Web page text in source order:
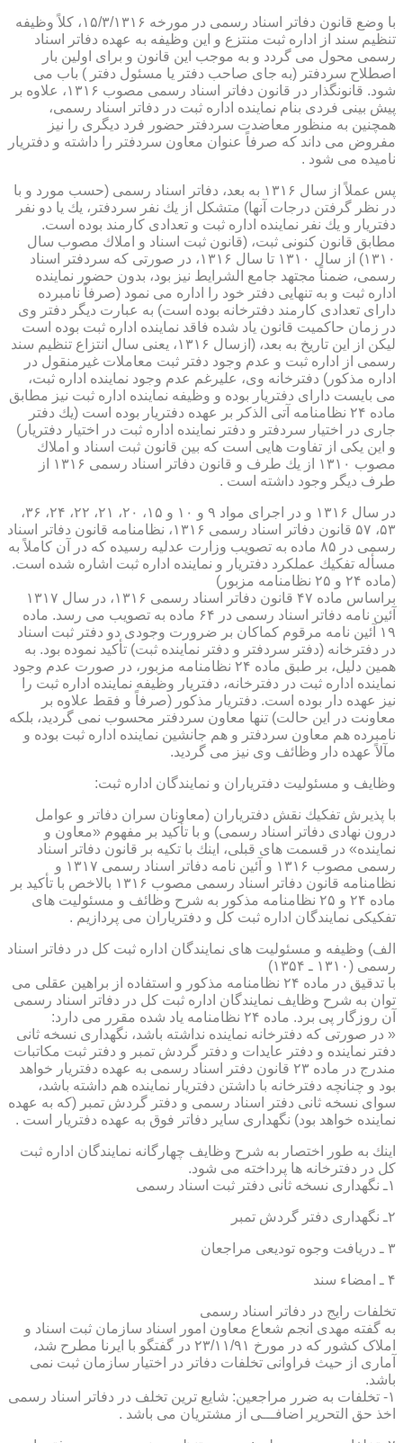
با وضع قانون دفاتر اسناد رسمی در مورخه ۱۵/۳/۱۳۱۶، كلاً وظیفه
تنظیم سند از اداره ثبت منتزع و این وظیفه به عهده دفاتر اسناد
رسمی محول می گردد و به موجب این قانون و برای اولین بار
اصطلاح سردفتر (به جای صاحب دفتر یا مسئول دفتر ) باب می
شود. قانونگذار در قانون دفاتر اسناد رسمی مصوب ۱۳۱۶، علاوه بر
پیش بینی فردی بنام نماینده اداره ثبت در دفاتر اسناد رسمی،
همچنین به منظور معاضدت سردفتر حضور فرد دیگری را نیز
مفروض می داند كه صرفاً عنوان معاون سردفتر را داشته و دفتریار
نامیده می شود .
پس عملاً از سال ۱۳۱۶ به بعد، دفاتر اسناد رسمی (حسب مورد و با
در نظر گرفتن درجات آنها) متشكل از یك نفر سردفتر، یك یا دو نفر
دفتریار و یك نفر نماینده اداره ثبت و تعدادی كارمند بوده است.
مطابق قانون كنونی ثبت، (قانون ثبت اسناد و املاك مصوب سال
۱۳۱۰) از سال ۱۳۱۰ تا سال ۱۳۱۶، در صورتی كه سردفتر اسناد
رسمی، ضمناً مجتهد جامع الشرایط نیز بود، بدون حضور نماینده
اداره ثبت و به تنهایی دفتر خود را اداره می نمود (صرفاً نامبرده
دارای تعدادی كارمند دفترخانه بوده است) به عبارت دیگر دفتر وی
در زمان حاكمیت قانون یاد شده فاقد نماینده اداره ثبت بوده است
لیكن از این تاریخ به بعد، (ازسال ۱۳۱۶، یعنی سال انتزاع تنظیم سند
رسمی از اداره ثبت و عدم وجود دفتر ثبت معاملات غیرمنقول در
اداره مذكور) دفترخانه وی، علیرغم عدم وجود نماینده اداره ثبت،
می بایست دارای دفتریار بوده و وظیفه نماینده اداره ثبت نیز مطابق
ماده ۲۴ نظامنامه آتی الذكر بر عهده دفتریار بوده است (یك دفتر
جاری در اختیار سردفتر و دفتر نماینده اداره ثبت در اختیار دفتریار)
و این یكی از تفاوت هایی است كه بین قانون ثبت اسناد و املاك
مصوب ۱۳۱۰ از یك طرف و قانون دفاتر اسناد رسمی ۱۳۱۶ از
طرف دیگر وجود داشته است .
در سال ۱۳۱۶ و در اجرای مواد ۹ و ۱۰ و ۱۵، ۲۰، ۲۱، ۲۲، ۲۴، ۳۶،
۵۳، ۵۷ قانون دفاتر اسناد رسمی ۱۳۱۶، نظامنامه قانون دفاتر اسناد
رسمی در ۸۵ ماده به تصویب وزارت عدلیه رسیده كه در آن كاملاً به
مسأله تفكیك عملكرد دفتریار و نماینده اداره ثبت اشاره شده است.
(ماده ۲۴ و ۲۵ نظامنامه مزبور)
براساس ماده ۴۷ قانون دفاتر اسناد رسمی ۱۳۱۶، در سال ۱۳۱۷
آئین نامه دفاتر اسناد رسمی در ۶۴ ماده به تصویب می رسد. ماده
۱۹ آئین نامه مرقوم كماكان بر ضرورت وجودی دو دفتر ثبت اسناد
در دفترخانه (دفتر سردفتر و دفتر نماینده ثبت) تأكید نموده بود. به
همین دلیل، بر طبق ماده ۲۴ نظامنامه مزبور، در صورت عدم وجود
نماینده اداره ثبت در دفترخانه، دفتریار وظیفه نماینده اداره ثبت را
نیز عهده دار بوده است. دفتریار مذكور (صرفاً و فقط علاوه بر
معاونت در این حالت) تنها معاون سردفتر محسوب نمی گردید، بلكه
نامبرده هم معاون سردفتر و هم جانشین نماینده اداره ثبت بوده و
مآلاً عهده دار وظائف وی نیز می گردید.
وظایف و مسئولیت دفتریاران و نمایندگان اداره ثبت:
با پذیرش تفكیك نقش دفتریاران (معاونان سران دفاتر و عوامل
درون نهادی دفاتر اسناد رسمی) و با تأكید بر مفهوم «معاون و
نماینده» در قسمت های قبلی، اینك با تكیه بر قانون دفاتر اسناد
رسمی مصوب ۱۳۱۶ و آئین نامه دفاتر اسناد رسمی ۱۳۱۷ و
نظامنامه قانون دفاتر اسناد رسمی مصوب ۱۳۱۶ بالاخص با تأكید بر
ماده ۲۴ و ۲۵ نظامنامه مذكور به شرح وظائف و مسئولیت های
تفكیكی نمایندگان اداره ثبت كل و دفتریاران می پردازیم .
الف) وظیفه و مسئولیت های نمایندگان اداره ثبت كل در دفاتر اسناد
رسمی (۱۳۱۰ ـ ۱۳۵۴)
با تدقیق در ماده ۲۴ نظامنامه مذكور و استفاده از براهین عقلی می
توان به شرح وظایف نمایندگان اداره ثبت كل در دفاتر اسناد رسمی
آن روزگار پی برد. ماده ۲۴ نظامنامه یاد شده مقرر می دارد:
« در صورتی كه دفترخانه نماینده نداشته باشد، نگهداری نسخه ثانی
دفتر نماینده و دفتر عایدات و دفتر گردش تمبر و دفتر ثبت مكاتبات
مندرج در ماده ۲۳ قانون دفتر اسناد رسمی به عهده دفتریار خواهد
بود و چنانچه دفترخانه با داشتن دفتریار نماینده هم داشته باشد،
سوای نسخه ثانی دفتر اسناد رسمی و دفتر گردش تمبر (كه به عهده
نماینده خواهد بود) نگهداری سایر دفاتر فوق به عهده دفتریار است .
اینك به طور اختصار به شرح وظایف چهارگانه نمایندگان اداره ثبت
كل در دفترخانه ها پرداخته می شود.
۱ـ نگهداری نسخه ثانی دفتر ثبت اسناد رسمی
۲ـ نگهداری دفتر گردش تمبر
۳ ـ دریافت وجوه تودیعی مراجعان
۴ ـ امضاء سند
تخلفات رایج در دفاتر اسناد رسمی
به گفته مهدی انجم شعاع معاون امور اسناد سازمان ثبت اسناد و
املاک کشور که در مورخ ۲۳/۱۱/۹۱ در گفتگو با ایرنا مطرح شد،
آماری از حیث فراوانی تخلفات دفاتر در اختیار سازمان ثبت نمی
باشد.
۱- تخلفات به ضرر مراجعین: شایع ترین تخلف در دفاتر اسناد رسمی
اخذ حق التحریر اضافـــی از مشتریان می باشد .